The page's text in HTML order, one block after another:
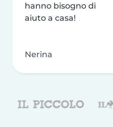
hanno bisogno di
aiuto a casa!
Nerina